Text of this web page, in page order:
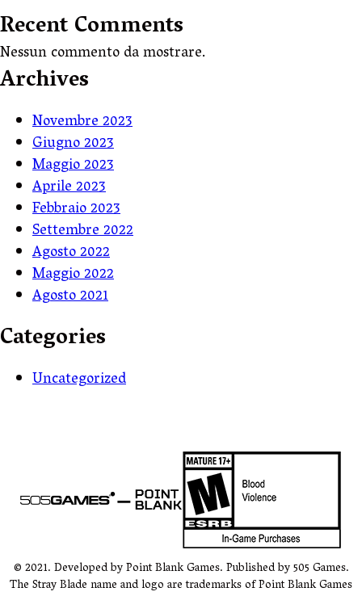
Recent Comments
Nessun commento da mostrare.
Archives
Novembre 2023
Giugno 2023
Maggio 2023
Aprile 2023
Febbraio 2023
Settembre 2022
Agosto 2022
Maggio 2022
Agosto 2021
Categories
Uncategorized
© 2021. Developed by Point Blank Games. Published by 505 Games.
The Stray Blade name and logo are trademarks of Point Blank Games